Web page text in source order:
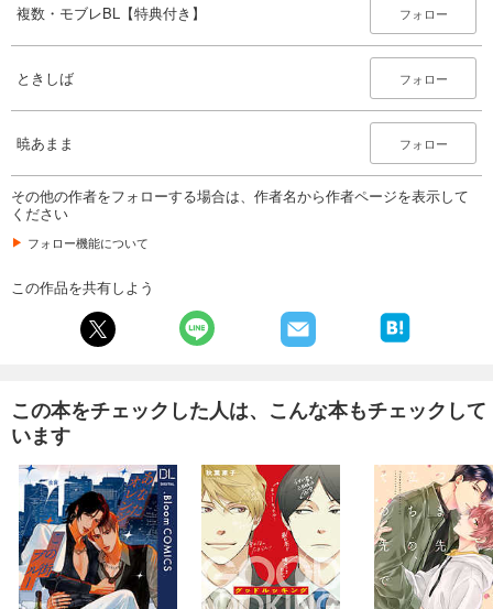
複数・モブレBL【特典付き】 フォロー
ときしば フォロー
暁あまま フォロー
その他の作者をフォローする場合は、作者名から作者ページを表示して
ください
フォロー機能について
この作品を共有しよう
この本をチェックした人は、こんな本もチェックして
います